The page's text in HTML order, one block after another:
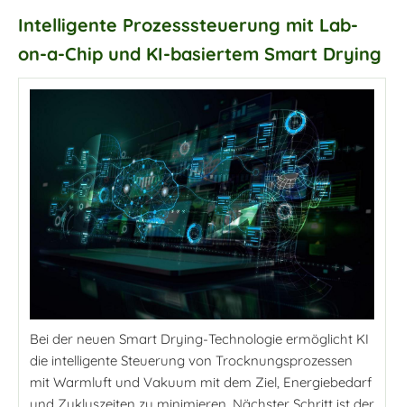
Intelligente Prozesssteuerung mit Lab-
on-a-Chip und KI-basiertem Smart Drying
Bei der neuen Smart Drying-Technologie ermöglicht KI
die intelligente Steuerung von Trocknungsprozessen
mit Warmluft und Vakuum mit dem Ziel, Energiebedarf